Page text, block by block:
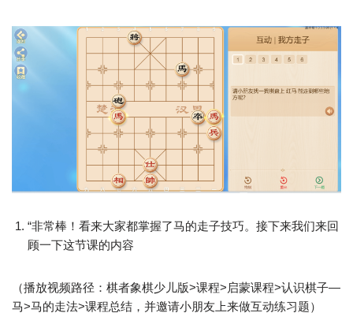
“非常棒！看来大家都掌握了马的走子技巧。接下来我们来回
顾一下这节课的内容
（播放视频路径：棋者象棋少儿版>课程>启蒙课程>认识棋子—
马>马的走法>课程总结，并邀请小朋友上来做互动练习题）